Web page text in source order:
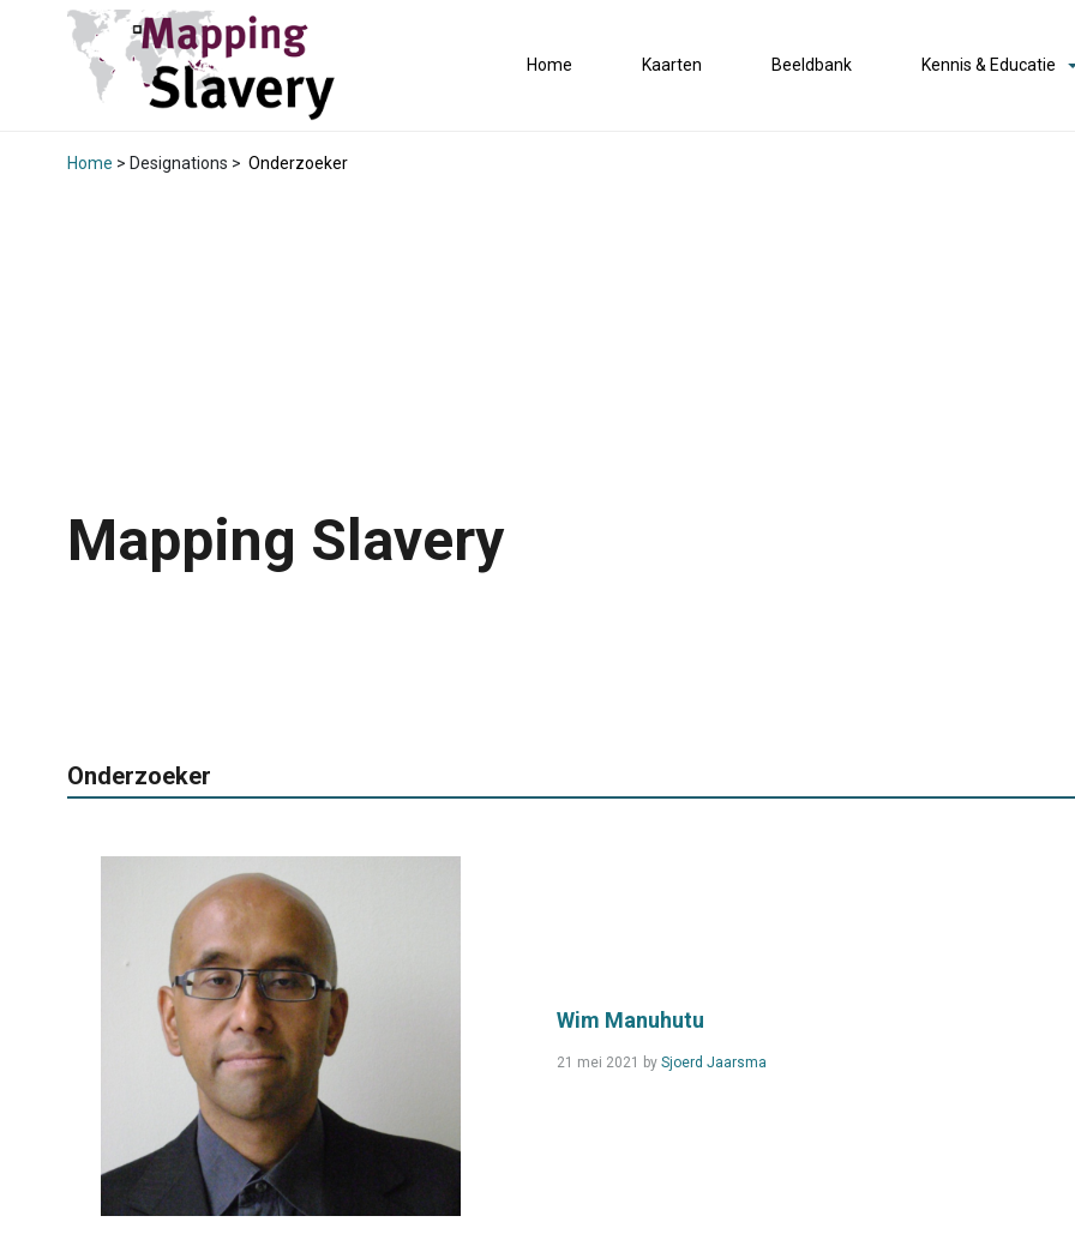
Home Kaarten Beeldbank Kennis & Educatie
Home > Designations > Onderzoeker
Mapping Slavery
Onderzoeker
Wim Manuhutu
21 mei 2021 by Sjoerd JaarsmaRead